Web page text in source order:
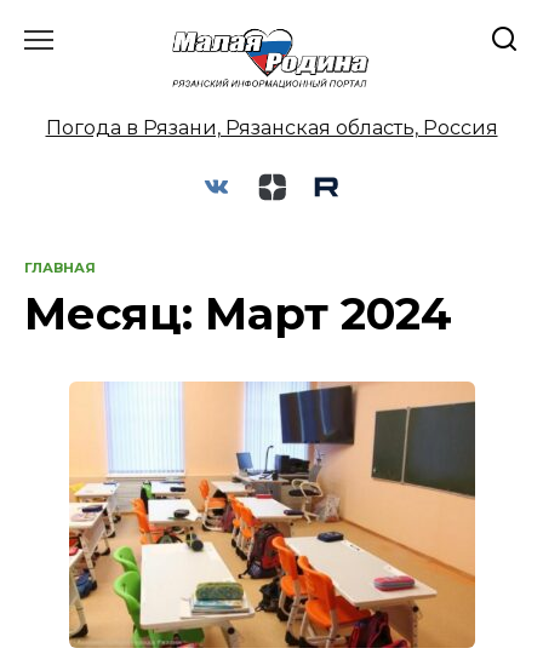
Погода в Рязани, Рязанская область, Россия
ГЛАВНАЯ
Месяц: Март 2024